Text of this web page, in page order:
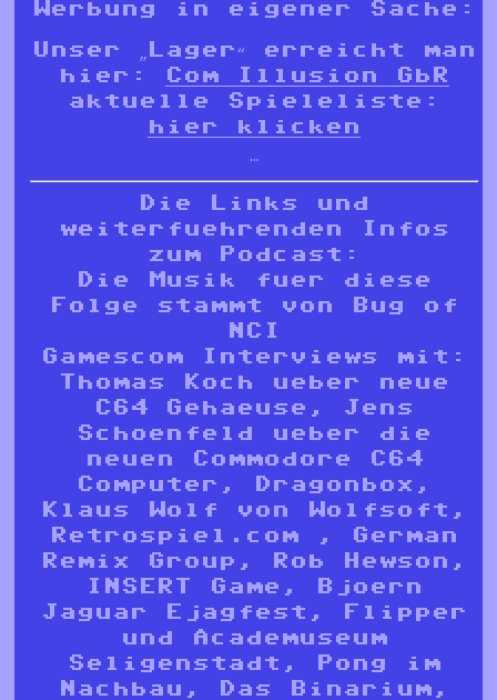
Werbung in eigener Sache:
Unser „Lager“ erreicht man
hier:
Com Illusion GbR
aktuelle Spieleliste:
hier klicken
Die Links und
weiterfuehrenden Infos
zum Podcast:
Die Musik fuer diese
Folge stammt von Bug of
NCI
Gamescom Interviews mit:
Thomas Koch ueber neue
C64 Gehaeuse, Jens
Schoenfeld ueber die
neuen Commodore C64
Computer, Dragonbox,
Klaus Wolf von Wolfsoft,
Retrospiel.com , German
Remix Group, Rob Hewson,
INSERT Game, Bjoern
Jaguar Ejagfest, Flipper
und Academuseum
Seligenstadt, Pong im
Nachbau, Das Binarium,